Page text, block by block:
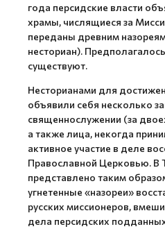
года персидские власти
храмы, числящиеся за
переданы древним
несториан).
существуют.
Несторианами для
объявили себя несколько
священнослужении (за
а также лица, некогда
активное участие в деле
Православной Церковью. В
представлено таким
угнетенные «назореи»
русских миссионеров,
дела персидских